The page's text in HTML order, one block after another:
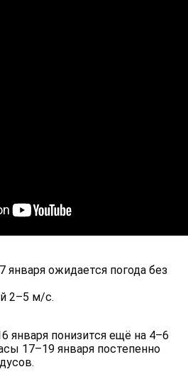
января ожидается погода без
2–5 м/с.
января понизится ещё на 4–6
17–19 января постепенно